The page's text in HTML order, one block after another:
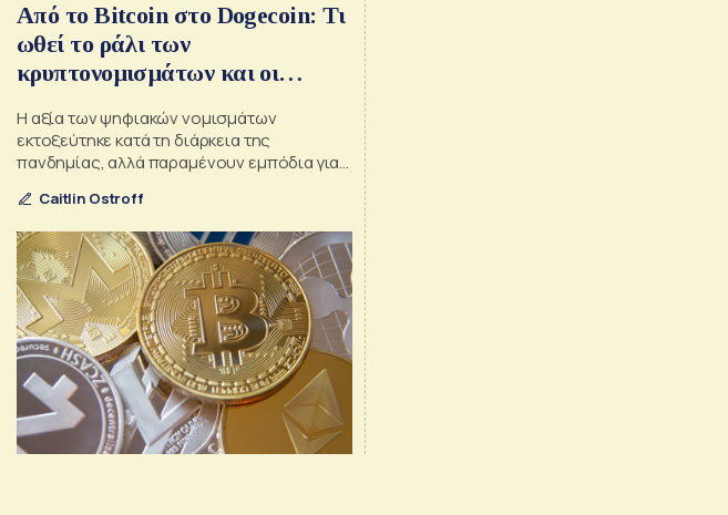
Από το Bitcoin στο Dogecoin: Τι
ωθεί το ράλι των
κρυπτονομισμάτων και οι
Η αξία των ψηφιακών νομισμάτων
εκτοξεύτηκε κατά τη διάρκεια της
πανδημίας, αλλά παραμένουν εμπόδια για
Caitlin Ostroff